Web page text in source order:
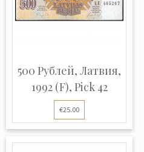
500 Рублей, Латвия,
1992 (F), Pick 42
€25.00